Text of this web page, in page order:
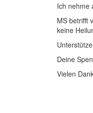
Ich nehme
MS betrifft
keine
Deine
Vielen